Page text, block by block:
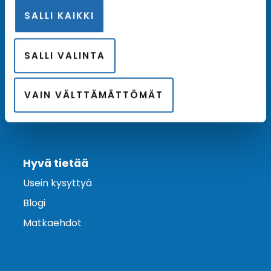
SALLI KAIKKI
SALLI VALINTA
VAIN VÄLTTÄMÄTTÖMÄT
Ota yhteyttä
Asiakaspalvelu
Lähetä tarjouspyyntö
Varaa risteily
Hyvä tietää
Usein kysyttyä
Blogi
Matkaehdot